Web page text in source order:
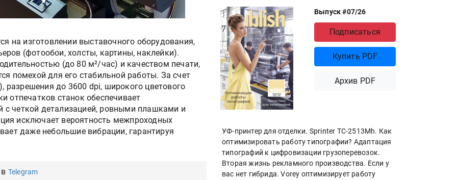
на изготовлении выставочного оборудования,
(фотообои, холсты, картины, наклейки).
(до 80 м²/час) и качеством печати,
помехой для его стабильной работы. За счет
разрешения до 3600 dpi, широкого цветового
отпечатков станок обеспечивает
четкой детализацией, ровными плашками и
исключает вероятность межпроходных
даже небольшие вибрации, гарантируя
Telegram
Выпуск #07/26
Подписаться
Купить PDF
Архив PDF
УФ-принтер для отделки. Sprinter ТС-2513Mh. Как
оптимизировать работу типографии? Адаптация
типографий к цифровизации грузоперевозок.
Вторая жизнь рекламного производства. Если у
вас нет гибрида. Vorey оптимизирует работу